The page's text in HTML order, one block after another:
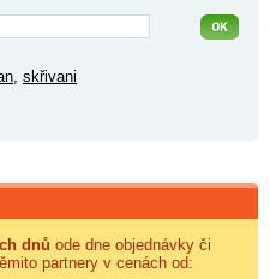
, skřivani
dnů ode dne objednávky či
partnery v cenách od: